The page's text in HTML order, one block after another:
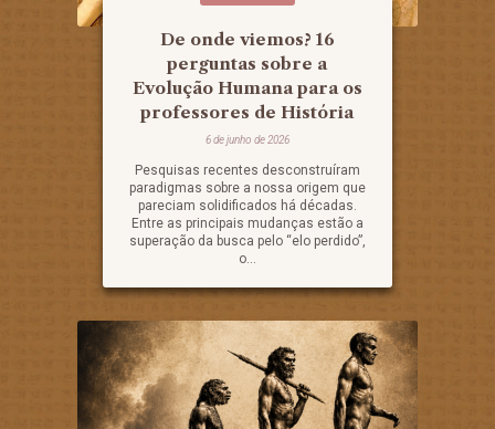
De onde viemos? 16
perguntas sobre a
Evolução Humana para os
professores de História
6 de junho de 2026
Pesquisas recentes desconstruíram
paradigmas sobre a nossa origem que
pareciam solidificados há décadas.
Entre as principais mudanças estão a
superação da busca pelo “elo perdido”,
o...